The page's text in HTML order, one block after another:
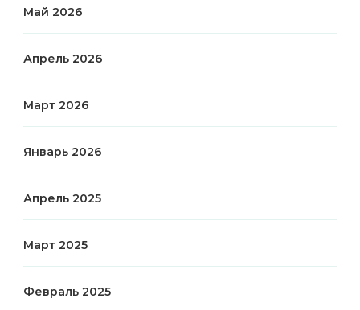
Май 2026
Апрель 2026
Март 2026
Январь 2026
Апрель 2025
Март 2025
Февраль 2025